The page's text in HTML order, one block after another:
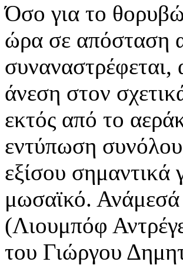
Όσο για το
ώρα σε απόσταση
συναναστρέφεται,
άνεση στον
εκτός από το
εντύπωση
εξίσου σημαντικά
μωσαϊκό.
(Λιουμπόφ
του Γιώργου